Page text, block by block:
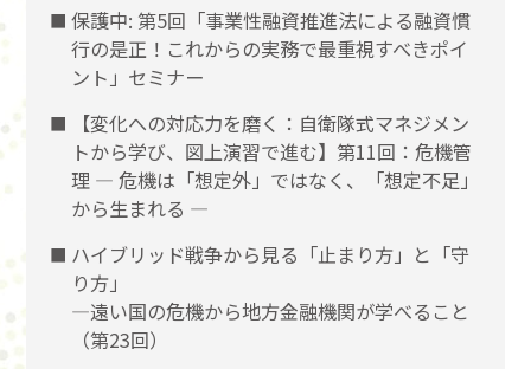
保護中: 第5回「事業性融資推進法による融資慣
行の是正！これからの実務で最重視すべきポイ
ント」セミナー
【変化への対応力を磨く：自衛隊式マネジメン
トから学び、図上演習で進む】第11回：危機管
理 ― 危機は「想定外」ではなく、「想定不足」
から生まれる ―
ハイブリッド戦争から見る「止まり方」と「守
り方」
―遠い国の危機から地方金融機関が学べること
（第23回）